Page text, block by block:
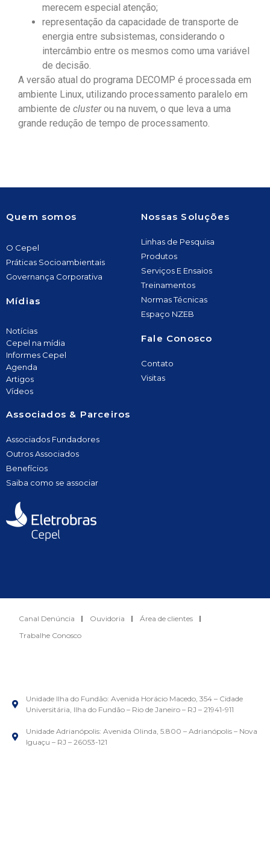
merecem especial atenção;
representação da capacidade de transporte de
energia entre subsistemas, considerando o
intercâmbio entre os mesmos como uma variável
de decisão.
A versão atual do programa DECOMP é processada em
ambiente Linux, utilizando processamento paralelo em
ambiente de clusterou na nuvem, o que leva a uma
grande redução de tempo de processamento.
Quem somos
O Cepel
Práticas Socioambientais
Governança Corporativa
Mídias
Notícias
Cepel na mídia
Informes Cepel
Agenda
Artigos
Vídeos
Nossas Soluções
Linhas de Pesquisa
Produtos
Serviços E Ensaios
Treinamentos
Normas Técnicas
Espaço NZEB
Fale Conosco
Contato
Visitas
Associados & Parceiros
Associados Fundadores
Outros Associados
Benefícios
Saiba como se associar
Canal Denúncia Ouvidoria
Área de clientes
Trabalhe Conosco
Unidade Ilha do Fundão: Avenida Horácio Macedo, 354 – Cidade
Universitária, Ilha do Fundão – Rio de Janeiro – RJ – 21941-911
Unidade Adrianópolis: Avenida Olinda, 5.800 – Adrianópolis – Nova
Iguaçu – RJ – 26053-121